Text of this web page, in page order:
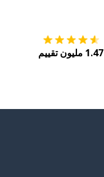
1.47 مليون تقييم